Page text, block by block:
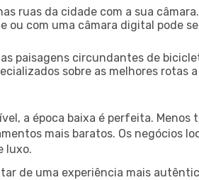
ruas da cidade com a sua
com uma câmara digital pode
paisagens circundantes de
sobre as melhores rotas
a época baixa é perfeita.
mais baratos. Os negócios
luxo.
de uma experiência mais